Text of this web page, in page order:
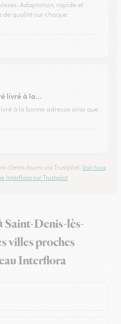
Adaptation, rapide et
qualité sur chaque
livré à la…
à la bonne adresse ainsi que
clients fourni via Trustpilot. Voir tous
Interflora sur Trustpilot
Saint-Denis-lès-
villes proches
Interflora